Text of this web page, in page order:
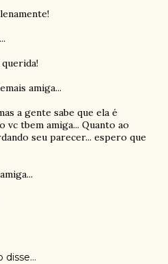
amiga...
a gente sabe que ela é
vc tbem amiga... Quanto ao
seu parecer... espero que
disse…